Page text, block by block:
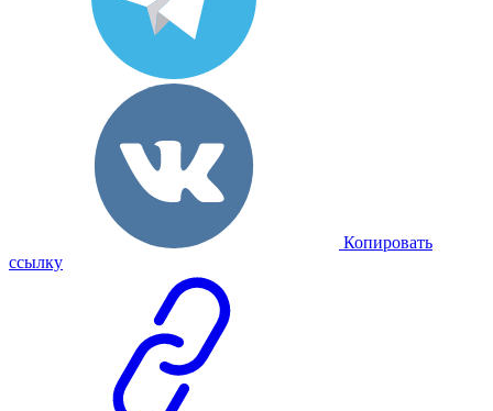
Копировать
ссылку